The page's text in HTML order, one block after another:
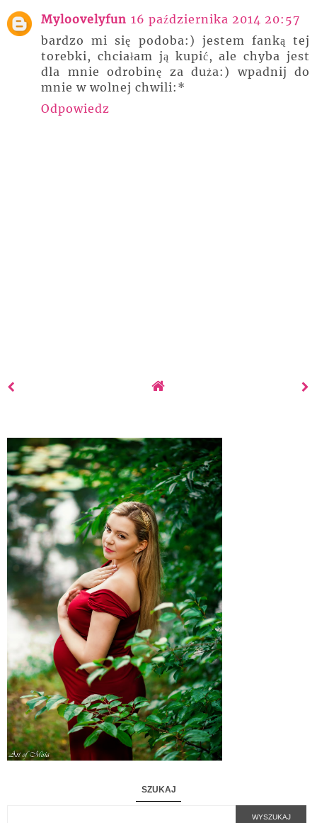
Myloovelyfun 16 października 2014 20:57
bardzo mi się podoba:) jestem fanką tej
torebki, chciałam ją kupić, ale chyba jest
dla mnie odrobinę za duża:) wpadnij do
mnie w wolnej chwili:*
Odpowiedz
SZUKAJ